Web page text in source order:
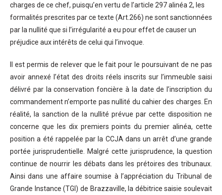
charges de ce chef, puisqu’en vertu de l’article 297 alinéa 2, les
formalités prescrites par ce texte (Art.266) ne sont sanctionnées
par la nullité que si l’irrégularité a eu pour effet de causer un
préjudice aux intérêts de celui qui l’invoque.
Il est permis de relever que le fait pour le poursuivant de ne pas
avoir annexé l’état des droits réels inscrits sur l’immeuble saisi
délivré par la conservation foncière à la date de l’inscription du
commandement n’emporte pas nullité du cahier des charges. En
réalité, la sanction de la nullité prévue par cette disposition ne
concerne que les dix premiers points du premier alinéa, cette
position a été rappelée par la CCJA dans un arrêt d’une grande
portée jurisprudentielle. Malgré cette jurisprudence, la question
continue de nourrir les débats dans les prétoires des tribunaux.
Ainsi dans une affaire soumise à l’appréciation du Tribunal de
Grande Instance (TGI) de Brazzaville, la débitrice saisie soulevait